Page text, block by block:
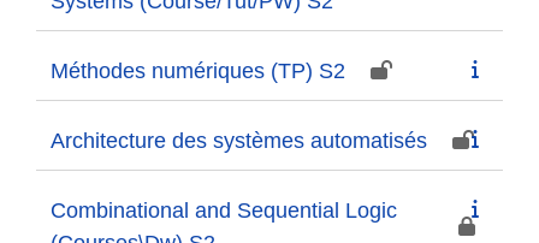
Méthodes numériques (TP) S2
Architecture des systèmes automatisés
Combinational and Sequential Logic